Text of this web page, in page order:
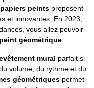
papiers peintsproposent
et innovantes. En 2023,
vous allez pouvoir
géométrique.
mural parfait si
volume, du rythme et du
géométriques permet